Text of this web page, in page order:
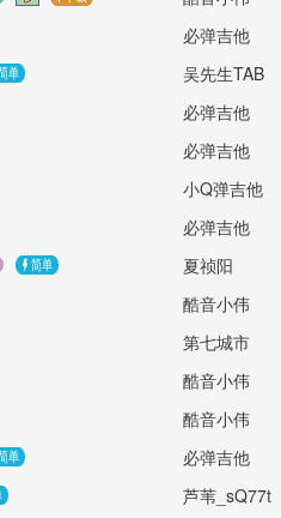
必弹吉他
吴先生TAB
必弹吉他
必弹吉他
小Q弹吉他
必弹吉他
夏祯阳
酷音小伟
第七城市
酷音小伟
酷音小伟
必弹吉他
芦苇_sQ77t